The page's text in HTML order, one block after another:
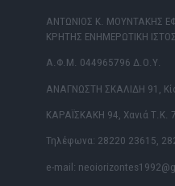
ΑΝΤΩΝΙΟΣ Κ. ΜΟΥΝΤΑΚΗΣ
ΚΡΗΤΗΣ ΕΝΗΜΕΡΩΤΙΚΗ
Α.Φ.Μ. 044965796 Δ.Ο.Υ.
ΑΝΑΓΝΩΣΤΗ ΣΚΑΛΙΔΗ 91,
ΚΑΡΑΪΣΚΑΚΗ 94, Χανιά Τ.Κ.
Τηλέφωνα: 28220 23615,
e-mail: